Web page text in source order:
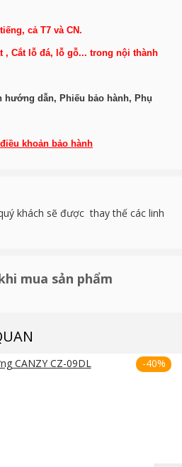
cả T7 và CN.
, Cắt lỗ đá, lỗ gỗ... trong nội thành
hướng dẫn, Phiếu bảo hành, Phụ
khoản bảo hành
khách sẽ được thay thế các linh
mua sản phẩm
-40%